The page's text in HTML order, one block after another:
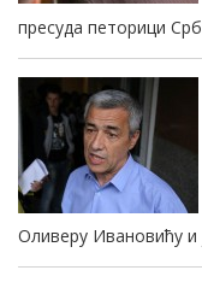
пресуда петорици
Oливеру Ивановићу